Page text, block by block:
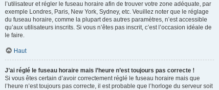
l’utilisateur et régler le fuseau horaire afin de trouver votre zone adéquate, par
exemple Londres, Paris, New York, Sydney, etc. Veuillez noter que le réglage
du fuseau horaire, comme la plupart des autres paramètres, n’est accessible
qu’aux utilisateurs inscrits. Si vous n’êtes pas inscrit, c’est l’occasion idéale de
le faire.
Haut
J’ai réglé le fuseau horaire mais l’heure n’est toujours pas correcte !
Si vous êtes certain d’avoir correctement réglé le fuseau horaire mais que
l’heure n’est toujours pas correcte, il est probable que l’horloge du serveur soit